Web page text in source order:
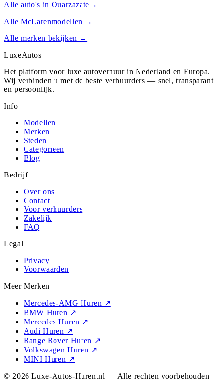
Alle auto's in Ouarzazate →
AlleMcLarenmodellen →
Alle merken bekijken →
LuxeAutos
Het platform voor luxe autoverhuur in Nederland en Europa.
Wij verbinden u met de beste verhuurders — snel, transparant
en persoonlijk.
Info
Modellen
Merken
Steden
Categorieën
Blog
Bedrijf
Over ons
Contact
Voor verhuurders
Zakelijk
FAQ
Legal
Privacy
Voorwaarden
Meer Merken
Mercedes-AMG Huren ↗
BMW Huren ↗
Mercedes Huren ↗
Audi Huren ↗
Range Rover Huren ↗
Volkswagen Huren ↗
MINI Huren ↗
© 2026 Luxe-Autos-Huren.nl — Alle rechten voorbehouden